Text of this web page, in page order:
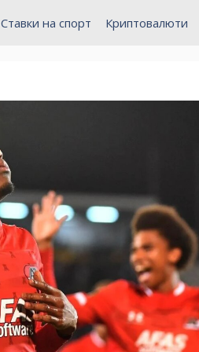
Ставки на спорт Криптовалюти